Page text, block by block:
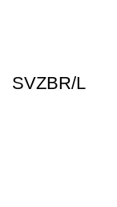
SVZBR/L